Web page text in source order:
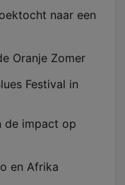
naar een
Oranje Zomer
Festival in
de impact op
en Afrika